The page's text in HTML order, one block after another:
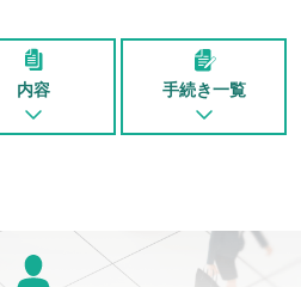
内容 手続き一覧